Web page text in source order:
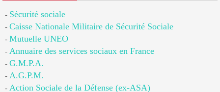
- Sécurité sociale
- Caisse Nationale Militaire de Sécurité Sociale
- Mutuelle UNEO
- Annuaire des services sociaux en France
- G.M.P.A.
- A.G.P.M.
- Action Sociale de la Défense (ex-ASA)